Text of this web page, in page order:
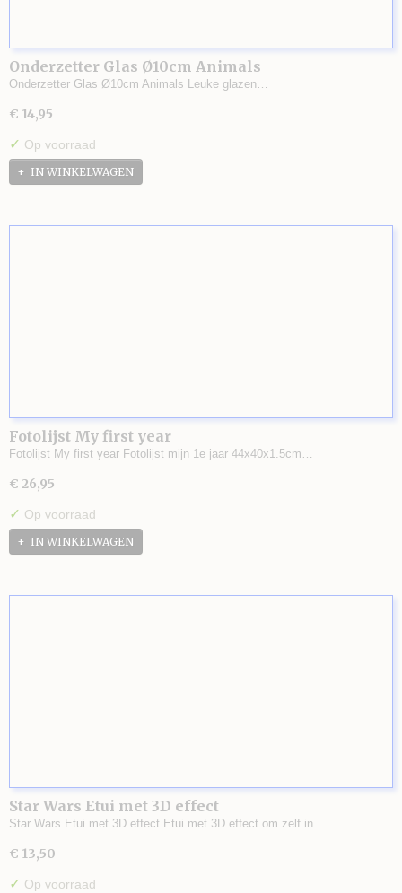
Onderzetter Glas Ø10cm Animals
Onderzetter Glas Ø10cm Animals Leuke glazen…
€ 14,95
✓ Op voorraad
IN WINKELWAGEN
Fotolijst My first year
Fotolijst My first year Fotolijst mijn 1e jaar 44x40x1.5cm…
€ 26,95
✓ Op voorraad
IN WINKELWAGEN
Star Wars Etui met 3D effect
Star Wars Etui met 3D effect Etui met 3D effect om zelf in…
€ 13,50
✓ Op voorraad